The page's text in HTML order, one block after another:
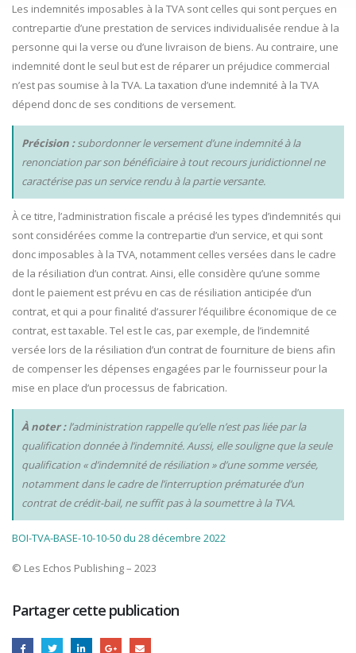
Les indemnités imposables à la TVA sont celles qui sont perçues en
contrepartie d’une prestation de services individualisée rendue à la
personne qui la verse ou d’une livraison de biens. Au contraire, une
indemnité dont le seul but est de réparer un préjudice commercial
n’est pas soumise à la TVA. La taxation d’une indemnité à la TVA
dépend donc de ses conditions de versement.
Précision :subordonner le versement d’une indemnité à la
renonciation par son bénéficiaire à tout recours juridictionnel ne
caractérise pas un service rendu à la partie versante.
À ce titre, l’administration fiscale a précisé les types d’indemnités qui
sont considérées comme la contrepartie d’un service, et qui sont
donc imposables à la TVA, notamment celles versées dans le cadre
de la résiliation d’un contrat. Ainsi, elle considère qu’une somme
dont le paiement est prévu en cas de résiliation anticipée d’un
contrat, et qui a pour finalité d’assurer l’équilibre économique de ce
contrat, est taxable. Tel est le cas, par exemple, de l’indemnité
versée lors de la résiliation d’un contrat de fourniture de biens afin
de compenser les dépenses engagées par le fournisseur pour la
mise en place d’un processus de fabrication.
À noter :l’administration rappelle qu’elle n’est pas liée par la
qualification donnée à l’indemnité. Aussi, elle souligne que la seule
qualification « d’indemnité de résiliation » d’une somme versée,
notamment dans le cadre de l’interruption prématurée d’un
contrat de crédit-bail, ne suffit pas à la soumettre à la TVA.
BOI-TVA-BASE-10-10-50 du 28 décembre 2022
© Les Echos Publishing – 2023
Partager cette publication